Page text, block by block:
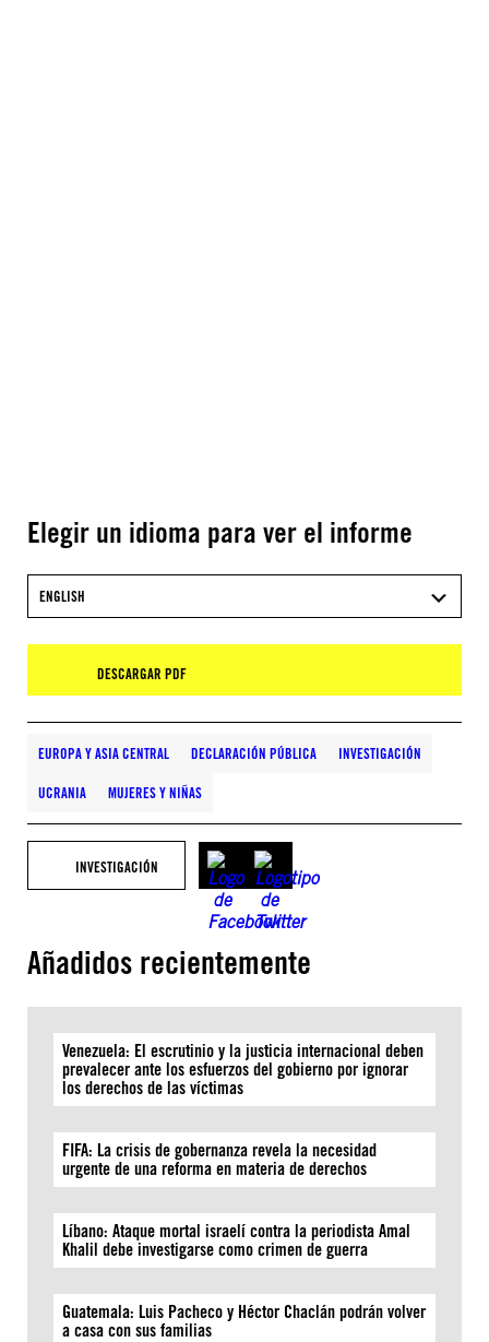
Elegir un idioma para ver el informe
ENGLISH
DESCARGAR PDF
EUROPA Y ASIA CENTRAL DECLARACIÓN PÚBLICA INVESTIGACIÓN
UCRANIA MUJERES Y NIÑAS
INVESTIGACIÓN
Añadidos recientemente
Venezuela: El escrutinio y la justicia internacional deben
prevalecer ante los esfuerzos del gobierno por ignorar
los derechos de las víctimas
FIFA: La crisis de gobernanza revela la necesidad
urgente de una reforma en materia de derechos
Líbano: Ataque mortal israelí contra la periodista Amal
Khalil debe investigarse como crimen de guerra
Guatemala: Luis Pacheco y Héctor Chaclán podrán volver
a casa con sus familias